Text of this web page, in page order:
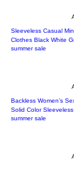
Sleeveless Casual
Clothes Black White
summer sale
Backless Women’s
Solid Color
summer sale